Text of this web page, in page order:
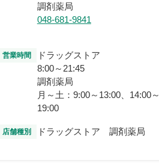
調剤薬局
048-681-9841
営業時間
ドラッグストア
8:00～21:45
調剤薬局
月～土：9:00～13:00、14:00～
19:00
店舗種別 ドラッグストア 調剤薬局